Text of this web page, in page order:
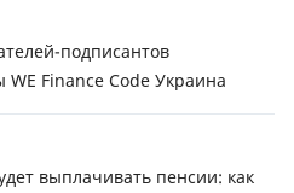
подписантов
Finance Code Украина
выплачивать пенсии: как